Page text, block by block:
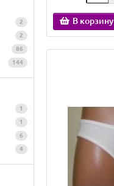
2
2
86
144
1
1
6
4
В корзину